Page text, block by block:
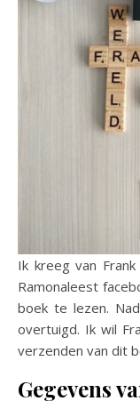
Ik kreeg van Frank Lemmens een prive berichtje op mijn
Ramonaleest
boek te lezen.
overtuigd. Ik wil
verzenden van dit
Gegevens